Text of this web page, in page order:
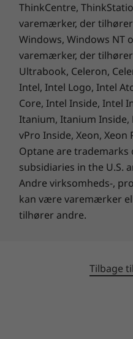
En bedre måde at
hjemmefra
Mens en bærbar
kan en fast skærm og
begrænse din
med på skærmen.
fra begge verdener.
lavt niveau af blåt lys
giver en mere
skærmen og friheden
der, hvor det passer
støjdæmpende
Gennemprøvet og
Grønne certificeringer
EPEAT™ Silver
Energy Star® 8.0
TCO 8.0
RoHS-kompatibel
65 % PCC
ICE
Eye Comfort
TÜV Ultralavt støjniveau
Vekselstrømsadapter
135 W
150 W
Skærmfod med alle
Vippefunktion fra -5 til 45
ThinkCentre,
varemærker, der
Windows, Windows NT
varemærker, der
Ultrabook, Celeron,
Intel, Intel Logo, Intel
Core, Intel Inside, Intel
Itanium, Itanium Inside,
vPro Inside, Xeon, Xeon
Optane are
subsidiaries in the U.S.
Andre virksomheds-,
kan være varemærker
tilhører andre.
Tilbage